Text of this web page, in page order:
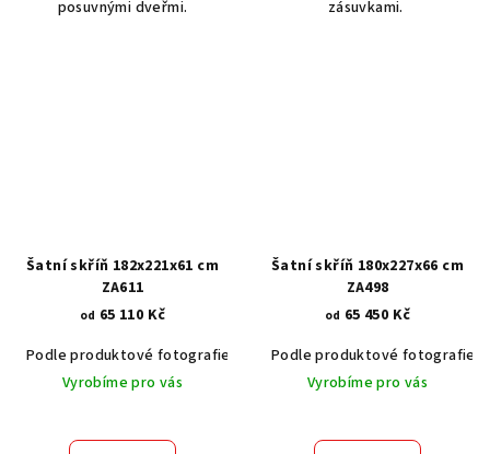
posuvnými dveřmi.
hvězdiček.
zásuvkami.
Šatní skříň 182x221x61 cm
ZA611
od 65 110 Kč
Podle produktové fotografie
Akát vintage BT1551
Dub světlý
Vyrobíme pro vás
Šatní skříň 180x227x66 cm
ZA498
od 65 450 Kč
Podle produktové fotografie
Vyrobíme pro vás